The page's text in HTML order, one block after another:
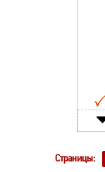
Страницы: